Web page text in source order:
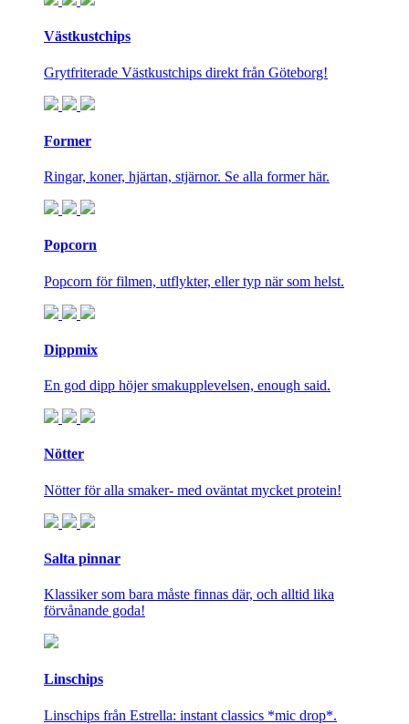
Västkustchips
Grytfriterade Västkustchips direkt från Göteborg!
Former
Ringar, koner, hjärtan, stjärnor. Se alla former här.
Popcorn
Popcorn för filmen, utflykter, eller typ när som helst.
Dippmix
En god dipp höjer smakupplevelsen, enough said.
Nötter
Nötter för alla smaker- med oväntat mycket protein!
Salta pinnar
Klassiker som bara måste finnas där, och alltid lika
förvånande goda!
Linschips
Linschips från Estrella: instant classics *mic drop*.